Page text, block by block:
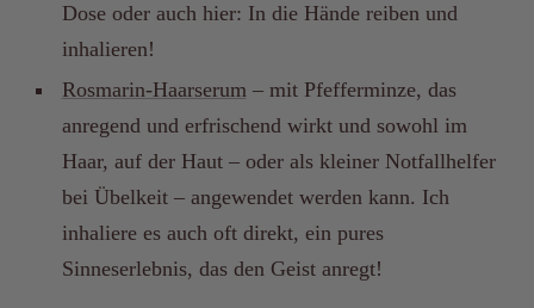
Dose oder auch hier: In die Hände reiben und
inhalieren!
Rosmarin-Haarserum– mit Pfefferminze, das
anregend und erfrischend wirkt und sowohl im
Haar, auf der Haut – oder als kleiner Notfallhelfer
bei Übelkeit – angewendet werden kann. Ich
inhaliere es auch oft direkt, ein pures
Sinneserlebnis, das den Geist anregt!